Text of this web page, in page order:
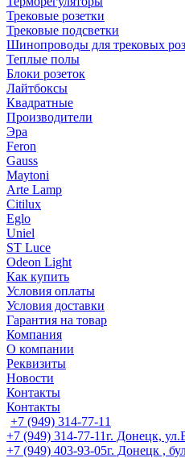
Трековые розетки
Трековые подсветки
Шинопроводы для трековых
Теплые полы
Блоки розеток
Лайтбоксы
Квадратные
Производители
Эра
Feron
Gauss
Maytoni
Arte Lamp
Citilux
Eglo
Uniel
ST Luce
Odeon Light
Как купить
Условия оплаты
Условия доставки
Гарантия на товар
Компания
О компании
Реквизиты
Новости
Контакты
Контакты
+7 (949) 314-77-11
+7 (949) 314-77-11г. Донецк,
+7 (949) 403-93-05г. Донецк ,